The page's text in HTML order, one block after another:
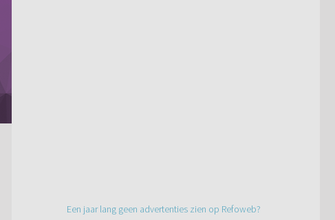
Een jaar lang geen advertenties zien op Refoweb?